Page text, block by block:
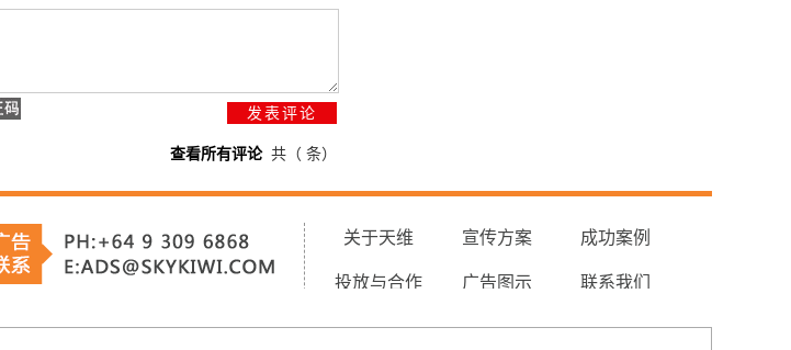
查看所有评论共（ 条）
关于天维 宣传方案 成功案例
投放与合作 广告图示 联系我们